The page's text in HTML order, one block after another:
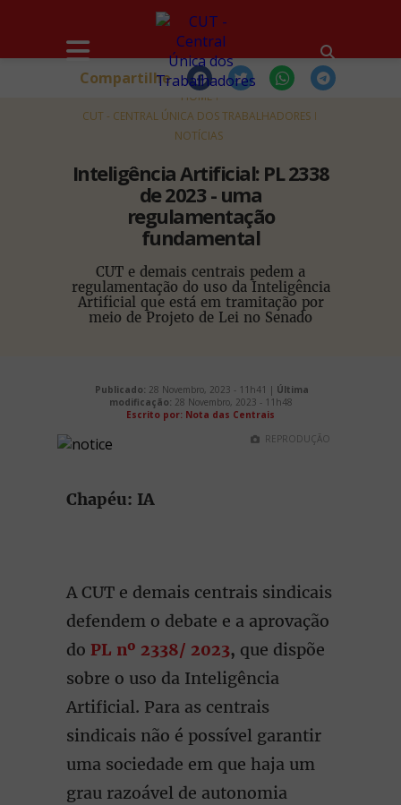
HOME
CUT - CENTRAL ÚNICA DOS TRABALHADORES
NOTÍCIAS
Inteligência Artificial: PL 2338
de 2023 - uma
regulamentação
fundamental
CUT e demais centrais pedem a
regulamentação do uso da Inteligência
Artificial que está em tramitação por
meio de Projeto de Lei no Senado
Compartilhe
Publicado: 28 Novembro, 2023 - 11h41 | Última
modificação: 28 Novembro, 2023 - 11h48
Escrito por: Nota das Centrais
REPRODUÇÃO
Chapéu: IA
A CUT e demais centrais sindicais
defendem o debate e a aprovação
do PL nº 2338/ 2023, que dispõe
sobre o uso da Inteligência
Artificial. Para as centrais
sindicais não é possível garantir
uma sociedade em que haja um
grau razoável de autonomia